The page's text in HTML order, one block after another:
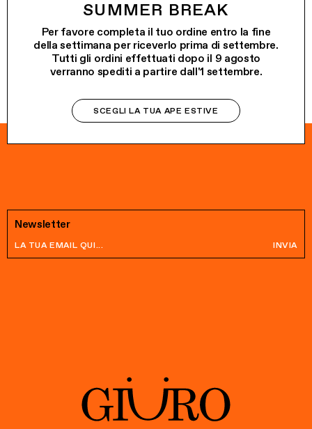
SUMMER BREAK
Per favore completa il tuo ordine entro la fine
della settimana per riceverlo prima di settembre.
Tutti gli ordini effettuati dopo il 9 agosto
verranno spediti a partire dall'1 settembre.
SCEGLI LA TUA APE ESTIVE
€80.00
Newsletter
INVIA